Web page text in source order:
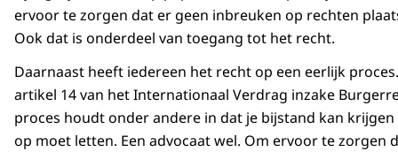
ervoor te zorgen dat er geen inbreuken op rechten
Ook dat is onderdeel van toegang tot het recht.
Daarnaast heeft iedereen het recht op een eerlijk
artikel 14 van het Internationaal Verdrag inzake
proces houdt onder andere in dat je bijstand kan
op moet letten. Een advocaat wel. Om ervoor te